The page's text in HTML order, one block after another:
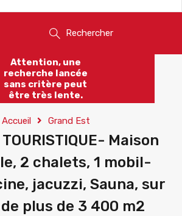
Rechercher
Attention, une
recherche lancée
sans critère peut
être très lente.
Accueil Grand Est
TOURISTIQUE- Maison
2 chalets, 1 mobil-
jacuzzi, Sauna, sur
plus de 3 400 m2